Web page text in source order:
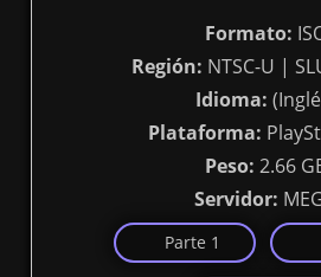
Formato:
Región: NTSC-U |
Idioma:
Plataforma:
Peso: 2.66
Servidor:
Parte 1